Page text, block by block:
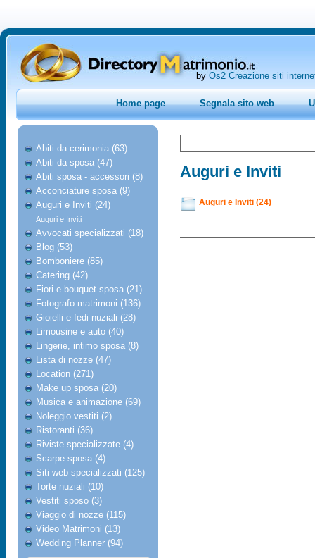
by Os2 Creazione siti
Home page Segnala sito web
Abiti da cerimonia (63)
Abiti da sposa (47)
Abiti sposa - accessori (8)
Acconciature sposa (9)
Auguri e Inviti (24)
Auguri e Inviti
Avvocati specializzati (18)
Blog (53)
Bomboniere (85)
Catering (42)
Fiori e bouquet sposa (21)
Fotografo matrimoni (136)
Gioielli e fedi nuziali (28)
Limousine e auto (40)
Lingerie, intimo sposa (8)
Lista di nozze (47)
Location (271)
Make up sposa (20)
Musica e animazione (69)
Noleggio vestiti (2)
Ristoranti (36)
Riviste specializzate (4)
Scarpe sposa (4)
Siti web specializzati (125)
Torte nuziali (10)
Vestiti sposo (3)
Viaggio di nozze (115)
Video Matrimoni (13)
Wedding Planner (94)
Auguri e Inviti
Auguri e Inviti (24)